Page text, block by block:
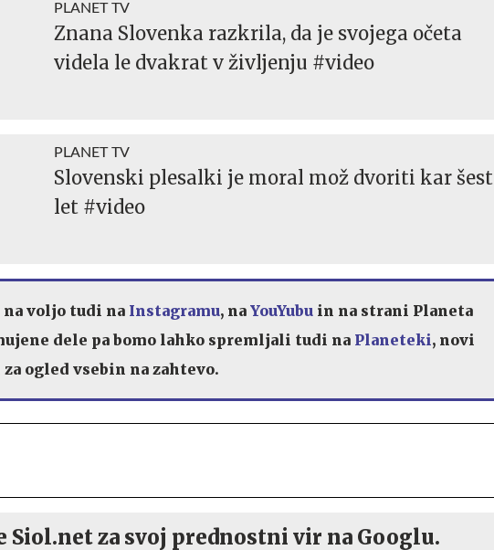
PLANET TV
Znana Slovenka razkrila, da je svojega očeta
videla le dvakrat v življenju #video
PLANET TV
Slovenski plesalki je moral mož dvoriti kar šest
let #video
na voljo tudi na Instagramu, na YouYubu in na strani Planeta
dele pa bomo lahko spremljali tudi na Planeteki, novi
ogled vsebin na zahtevo.
Siol.net za svoj prednostni vir na Googlu.